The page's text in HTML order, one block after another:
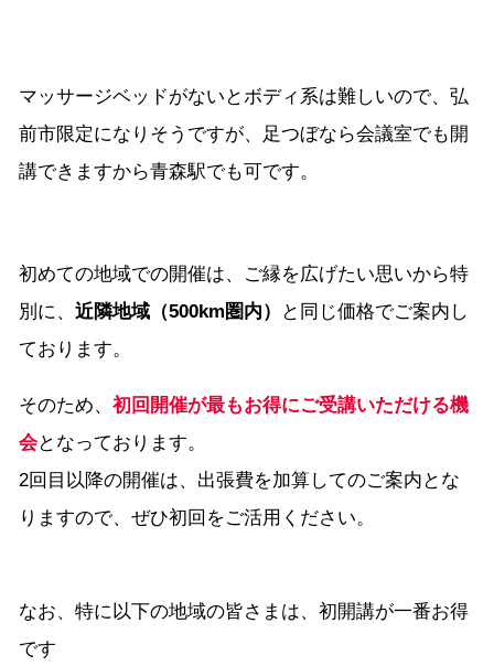
マッサージベッドがないとボディ系は難しいので、弘
前市限定になりそうですが、足つぼなら会議室でも開
講できますから青森駅でも可です。
初めての地域での開催は、ご縁を広げたい思いから特
別に、 近隣地域（500km圏内）
と同じ価格でご案内し
ております。
そのため、 初回開催が最もお得にご受講いただける機
会となっております。
2回目以降の開催は、出張費を加算してのご案内とな
りますので、ぜひ初回をご活用ください。
なお、特に以下の地域の皆さまは、初開講が一番お得
です